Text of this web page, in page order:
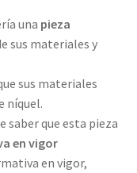
una pieza
sus materiales y
sus materiales
níquel.
saber que esta pieza
en vigor
en vigor,